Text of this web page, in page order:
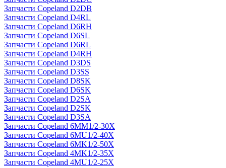
Запчасти Copeland D2DB
Запчасти Copeland D4RL
Запчасти Copeland D6RH
Запчасти Copeland D6SL
Запчасти Copeland D6RL
Запчасти Copeland D4RH
Запчасти Copeland D3DS
Запчасти Copeland D3SS
Запчасти Copeland D8SK
Запчасти Copeland D6SK
Запчасти Copeland D2SA
Запчасти Copeland D2SK
Запчасти Copeland D3SA
Запчасти Copeland 6MM1/2-30X
Запчасти Copeland 6MU1/2-40X
Запчасти Copeland 6MK1/2-50X
Запчасти Copeland 4MK1/2-35X
Запчасти Copeland 4MU1/2-25X